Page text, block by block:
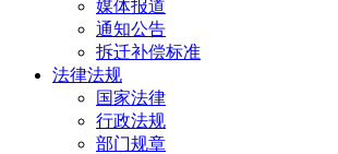
媒体报道
通知公告
拆迁补偿标准
法律法规
国家法律
行政法规
部门规章